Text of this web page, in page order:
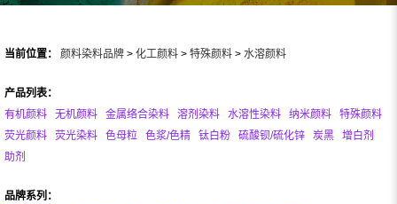
当前位置： 颜料染料品牌 > 化工颜料 > 特殊颜料 > 水溶颜料
产品列表：
有机颜料
无机颜料 金属络合染料 溶剂染料 水溶性染料 纳米颜料
特殊颜料
荧光颜料
荧光染料 色母粒 色浆/色精 钛白粉 硫酸钡/硫化锌 炭黑
增白剂
助剂
品牌系列：